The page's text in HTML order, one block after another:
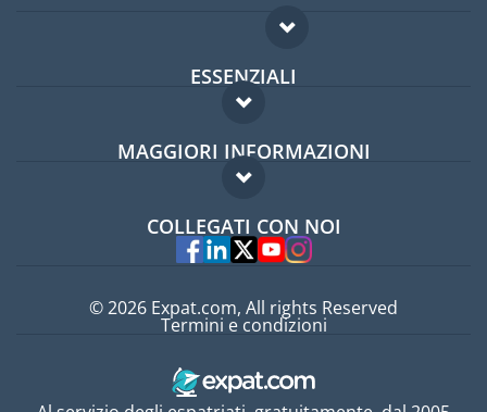
ESSENZIALI
Forum per expat
Guida per expat
MAGGIORI INFORMAZIONI
Domande frequenti
Esperti
COLLEGATI CON NOI
© 2026 Expat.com, All rights Reserved
Termini e condizioni